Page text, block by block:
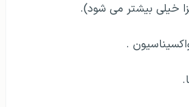
خیلی بیشتر می شود).
.